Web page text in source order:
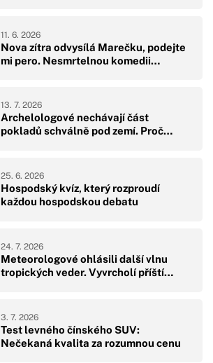
Nova zítra odvysílá Marečku, podejte
mi pero. Nesmrtelnou komedii…
11. 6. 2026
Archelologové nechávají část
pokladů schválně pod zemí. Proč…
13. 7. 2026
Hospodský kvíz, který rozproudí
každou hospodskou debatu
25. 6. 2026
Meteorologové ohlásili další vlnu
tropických veder. Vyvrcholí příští…
24. 7. 2026
Test levného čínského SUV:
Nečekaná kvalita za rozumnou cenu
3. 7. 2026